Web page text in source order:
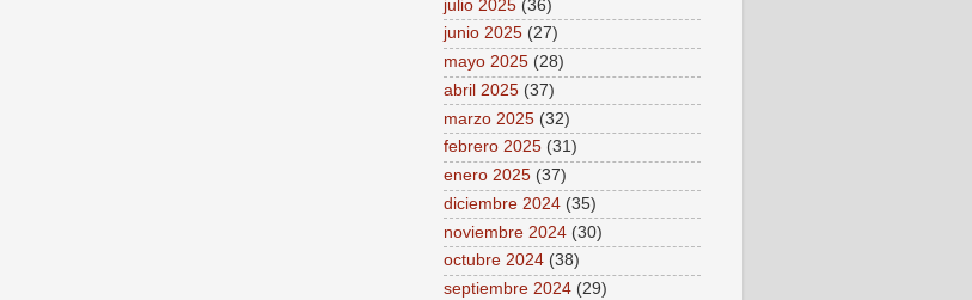
julio 2025 (36)
junio 2025 (27)
mayo 2025 (28)
abril 2025 (37)
marzo 2025 (32)
febrero 2025 (31)
enero 2025 (37)
diciembre 2024 (35)
noviembre 2024 (30)
octubre 2024 (38)
septiembre 2024 (29)